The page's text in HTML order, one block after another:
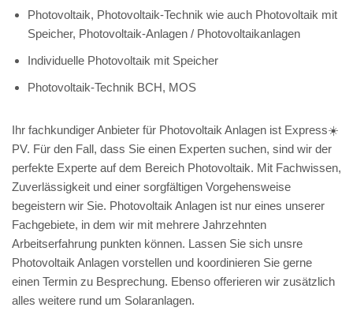
Photovoltaik, Photovoltaik-Technik wie auch Photovoltaik mit
Speicher, Photovoltaik-Anlagen / Photovoltaikanlagen
Individuelle Photovoltaik mit Speicher
Photovoltaik-Technik BCH, MOS
Ihr fachkundiger Anbieter für Photovoltaik Anlagen ist Express☀️
PV️. Für den Fall, dass Sie einen Experten suchen, sind wir der
perfekte Experte auf dem Bereich Photovoltaik. Mit Fachwissen,
Zuverlässigkeit und einer sorgfältigen Vorgehensweise
begeistern wir Sie. Photovoltaik Anlagen ist nur eines unserer
Fachgebiete, in dem wir mit mehrere Jahrzehnten
Arbeitserfahrung punkten können. Lassen Sie sich unsre
Photovoltaik Anlagen vorstellen und koordinieren Sie gerne
einen Termin zu Besprechung. Ebenso offerieren wir zusätzlich
alles weitere rund um Solaranlagen.